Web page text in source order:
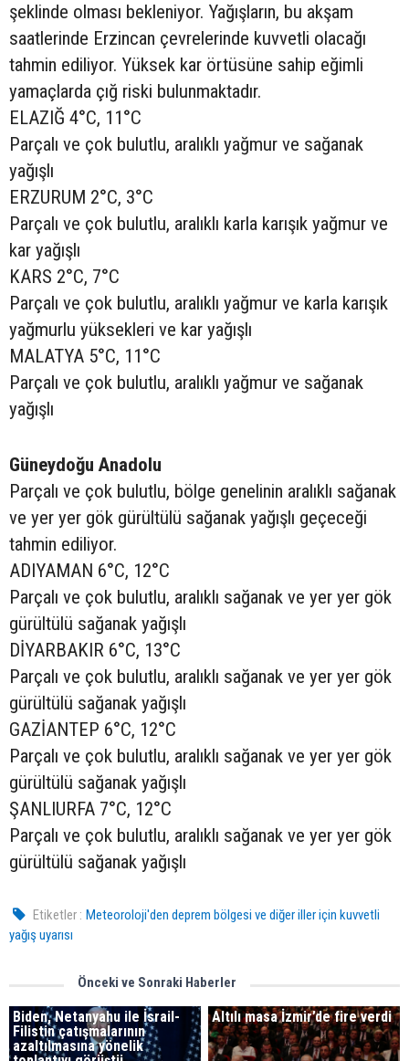
şeklinde olması bekleniyor. Yağışların, bu akşam
saatlerinde Erzincan çevrelerinde kuvvetli olacağı
tahmin ediliyor. Yüksek kar örtüsüne sahip eğimli
yamaçlarda çığ riski bulunmaktadır.
ELAZIĞ 4°C, 11°C
Parçalı ve çok bulutlu, aralıklı yağmur ve sağanak
yağışlı
ERZURUM 2°C, 3°C
Parçalı ve çok bulutlu, aralıklı karla karışık yağmur ve
kar yağışlı
KARS 2°C, 7°C
Parçalı ve çok bulutlu, aralıklı yağmur ve karla karışık
yağmurlu yüksekleri ve kar yağışlı
MALATYA 5°C, 11°C
Parçalı ve çok bulutlu, aralıklı yağmur ve sağanak
yağışlı
Güneydoğu Anadolu
Parçalı ve çok bulutlu, bölge genelinin aralıklı sağanak
ve yer yer gök gürültülü sağanak yağışlı geçeceği
tahmin ediliyor.
ADIYAMAN 6°C, 12°C
Parçalı ve çok bulutlu, aralıklı sağanak ve yer yer gök
gürültülü sağanak yağışlı
DİYARBAKIR 6°C, 13°C
Parçalı ve çok bulutlu, aralıklı sağanak ve yer yer gök
gürültülü sağanak yağışlı
GAZİANTEP 6°C, 12°C
Parçalı ve çok bulutlu, aralıklı sağanak ve yer yer gök
gürültülü sağanak yağışlı
ŞANLIURFA 7°C, 12°C
Parçalı ve çok bulutlu, aralıklı sağanak ve yer yer gök
gürültülü sağanak yağışlı
Etiketler : Meteoroloji'den deprem bölgesi ve diğer iller için kuvvetli
yağış uyarısı
Önceki ve Sonraki Haberler
Biden, Netanyahu ile İsrail-
Filistin çatışmalarının
azaltılmasına yönelik
Altılı masa İzmir’de fire verdi